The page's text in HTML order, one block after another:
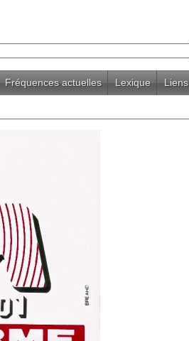
Fréquences actuelles Lexique Liens